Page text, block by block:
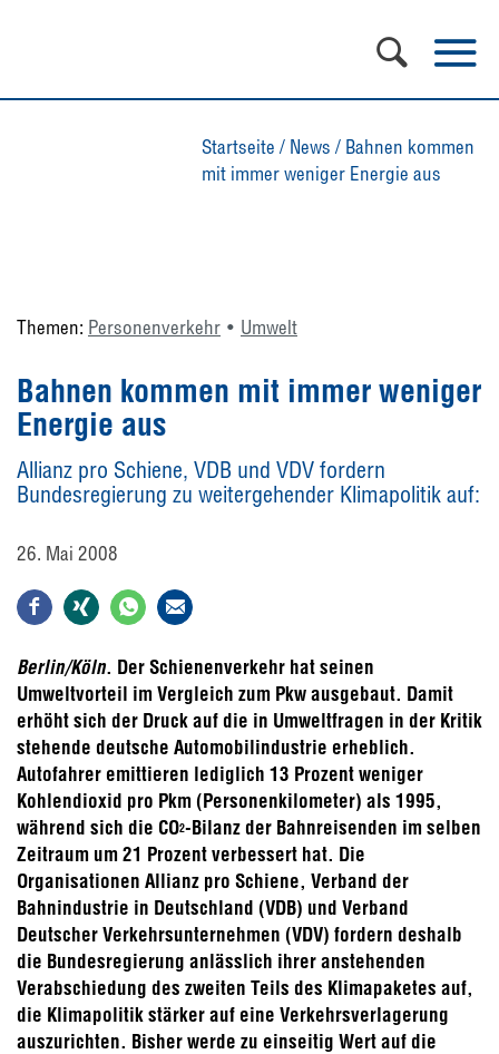
Startseite / News / Bahnen kommen
mit immer weniger Energie aus
Themen: Personenverkehr Umwelt
Bahnen kommen mit immer weniger
Energie aus
Allianz pro Schiene, VDB und VDV fordern
Bundesregierung zu weitergehender Klimapolitik auf:
26. Mai 2008
Berlin/Köln. Der Schienenverkehr hat seinen
Umweltvorteil im Vergleich zum Pkw ausgebaut. Damit
erhöht sich der Druck auf die in Umweltfragen in der Kritik
stehende deutsche Automobilindustrie erheblich.
Autofahrer emittieren lediglich 13 Prozent weniger
Kohlendioxid pro Pkm (Personenkilometer) als 1995,
während sich die CO2-Bilanz der Bahnreisenden im selben
Zeitraum um 21 Prozent verbessert hat. Die
Organisationen Allianz pro Schiene, Verband der
Bahnindustrie in Deutschland (VDB) und Verband
Deutscher Verkehrsunternehmen (VDV) fordern deshalb
die Bundesregierung anlässlich ihrer anstehenden
Verabschiedung des zweiten Teils des Klimapaketes auf,
die Klimapolitik stärker auf eine Verkehrsverlagerung
auszurichten. Bisher werde zu einseitig Wert auf die